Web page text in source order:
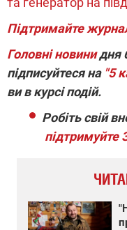
Підтримайте
Головні новинидня
підписуйтеся на "5
ви в курсі подій.
Робіть свій
підтримуйте